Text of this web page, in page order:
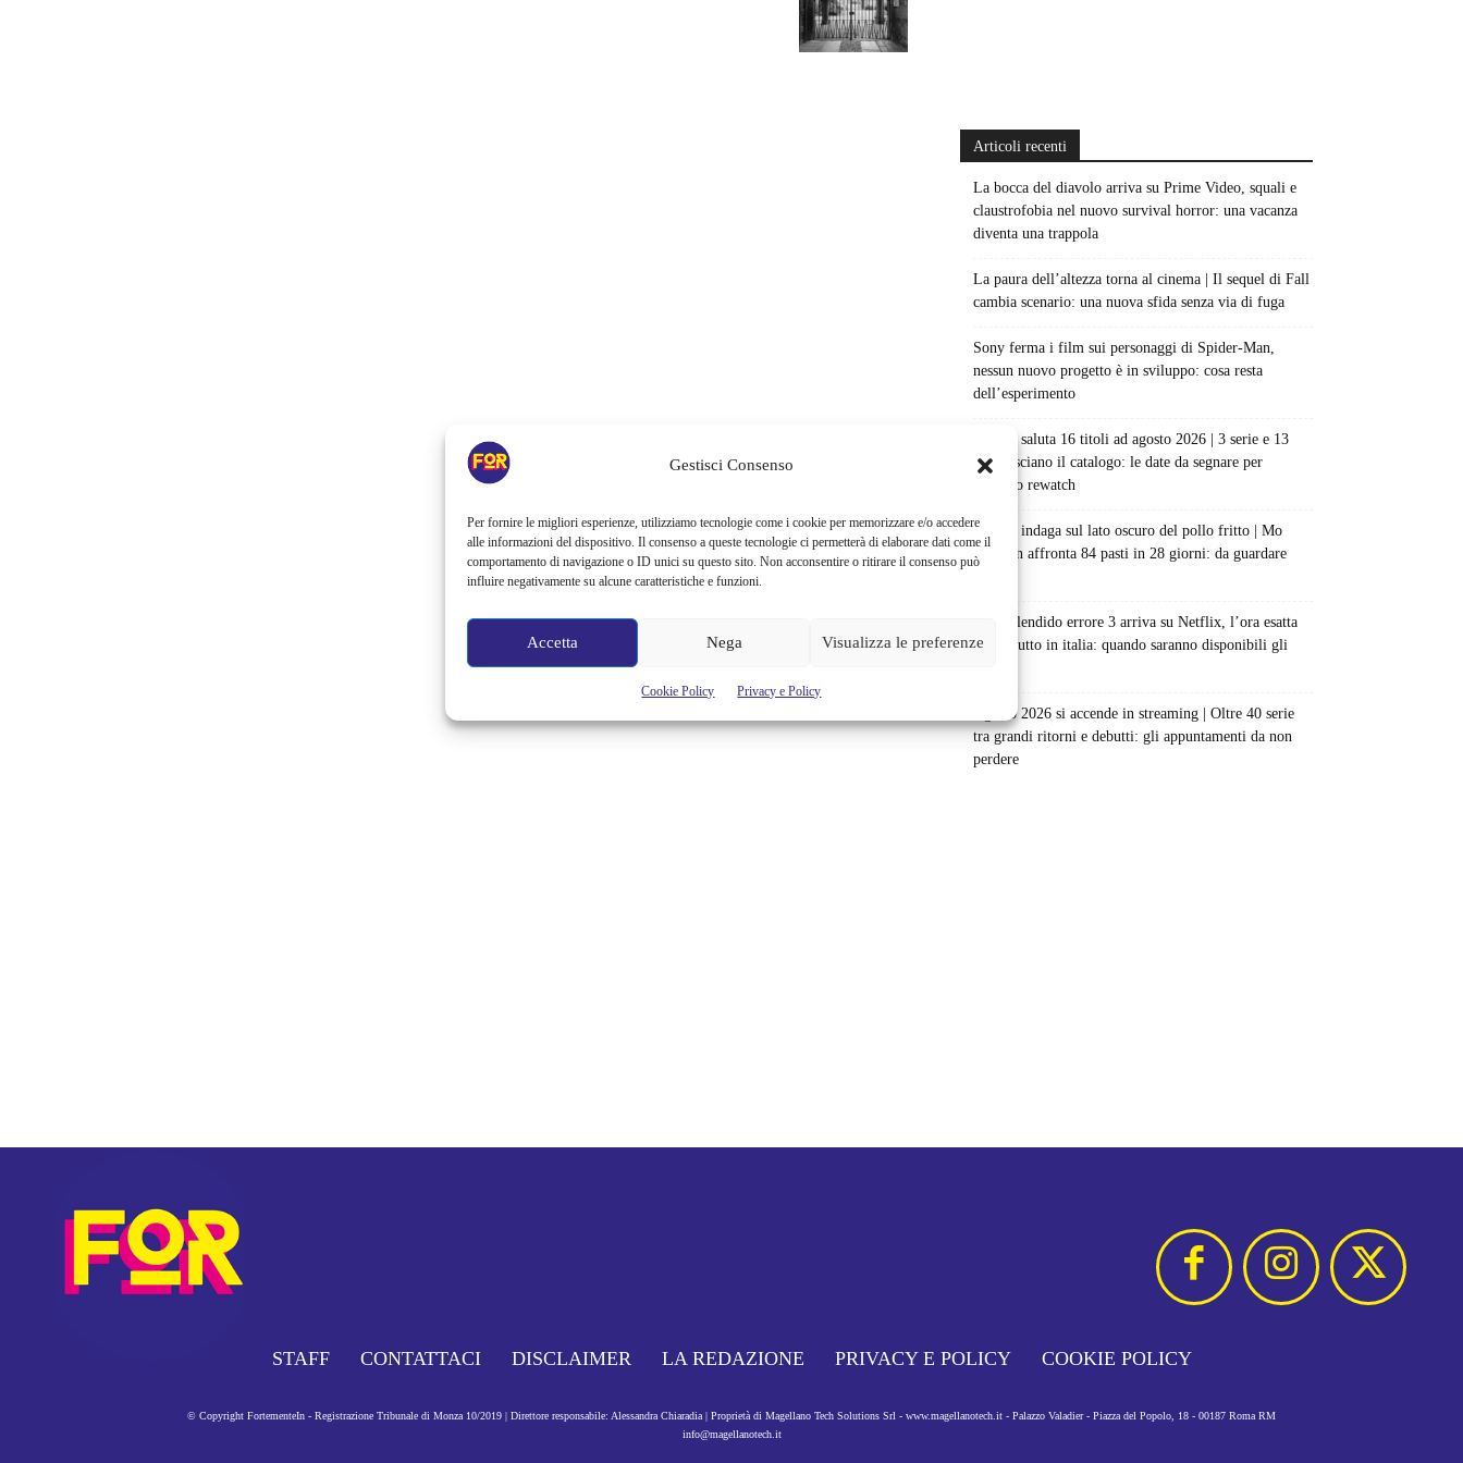
Gestisci Consenso
Per fornire le migliori esperienze, utilizziamo tecnologie come i cookie per memorizzare e/o accedere
alle informazioni del dispositivo. Il consenso a queste tecnologie ci permetterà di elaborare dati come il
comportamento di navigazione o ID unici su questo sito. Non acconsentire o ritirare il consenso può
influire negativamente su alcune caratteristiche e funzioni.
Accetta Nega Visualizza le preferenze
Cookie Policy Privacy e Policy
Articoli recenti
La bocca del diavolo arriva su Prime Video, squali e
claustrofobia nel nuovo survival horror: una vacanza
diventa una trappola
La paura dell’altezza torna al cinema | Il sequel di Fall
cambia scenario: una nuova sfida senza via di fuga
Sony ferma i film sui personaggi di Spider-Man,
nessun nuovo progetto è in sviluppo: cosa resta
dell’esperimento
Netflix saluta 16 titoli ad agosto 2026 | 3 serie e 13
film lasciano il catalogo: le date da segnare per
l’ultimo rewatch
Netflix indaga sul lato oscuro del pollo fritto | Mo
Gilligan affronta 84 pasti in 28 giorni: da guardare
Uno splendido errore 3 arriva su Netflix, l’ora esatta
del debutto in italia: quando saranno disponibili gli
Agosto 2026 si accende in streaming | Oltre 40 serie
tra grandi ritorni e debutti: gli appuntamenti da non
perdere
STAFF CONTATTACI DISCLAIMER LA REDAZIONE PRIVACY E POLICY COOKIE POLICY
© Copyright FortementeIn - Registrazione Tribunale di Monza 10/2019 | Direttore responsabile: Alessandra Chiaradia | Proprietà di Magellano Tech Solutions Srl - www.magellanotech.it - Palazzo Valadier - Piazza del Popolo, 18 - 00187 Roma RM
info@magellanotech.it